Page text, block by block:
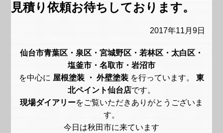
見積り依頼お待ちしております。
2017年11月9日
仙台市青葉区・泉区・宮城野区・若林区・太白区・
塩釜市・名取市・岩沼市
を中心に 屋根塗装 ・ 外壁塗装 を行っています。 東
北ペイント仙台店です。
現場ダイアリーをご覧いただきありがとうございま
す。
今日は秋田市に来ています